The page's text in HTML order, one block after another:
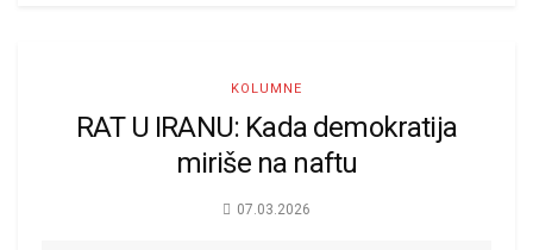
KOLUMNE
RAT U IRANU: Kada demokratija
miriše na naftu
07.03.2026